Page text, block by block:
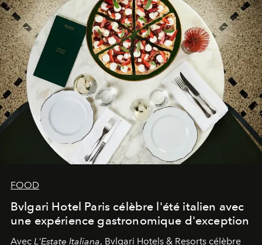
FOOD
Bvlgari Hotel Paris célèbre l'été italien avec
une expérience gastronomique d'exception
Avec L'Estate Italiana, Bvlgari Hotels & Resorts célèbre